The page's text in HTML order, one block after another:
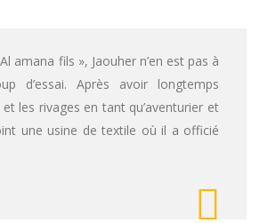
amana fils », Jaouher n’en est pas à
d’essai. Après avoir longtemps
les rivages en tant qu’aventurier et
une usine de textile où il a officié